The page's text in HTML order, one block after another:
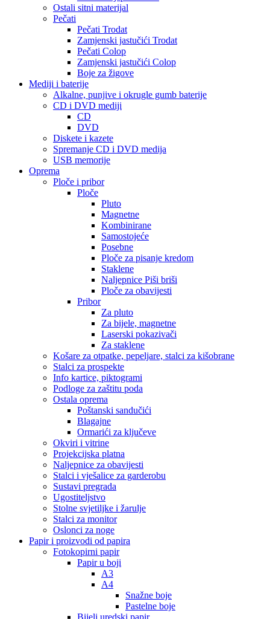
Ostali sitni materijal
Pečati
Pečati Trodat
Zamjenski jastučići Trodat
Pečati Colop
Zamjenski jastučići Colop
Boje za žigove
Mediji i baterije
Alkalne, punjive i okrugle gumb baterije
CD i DVD mediji
CD
DVD
Diskete i kazete
Spremanje CD i DVD medija
USB memorije
Oprema
Ploče i pribor
Ploče
Pluto
Magnetne
Kombinirane
Samostojeće
Posebne
Ploče za pisanje kredom
Staklene
Naljepnice Piši briši
Ploče za obavijesti
Pribor
Za pluto
Za bijele, magnetne
Laserski pokazivači
Za staklene
Košare za otpatke, pepeljare, stalci za kišobrane
Stalci za prospekte
Info kartice, piktogrami
Podloge za zaštitu poda
Ostala oprema
Poštanski sandučići
Blagajne
Ormarići za ključeve
Okviri i vitrine
Projekcijska platna
Naljepnice za obavijesti
Stalci i vješalice za garderobu
Sustavi pregrada
Ugostiteljstvo
Stolne svjetiljke i žarulje
Stalci za monitor
Oslonci za noge
Papir i proizvodi od papira
Fotokopirni papir
Papir u boji
A3
A4
Snažne boje
Pastelne boje
Bijeli uredski papir